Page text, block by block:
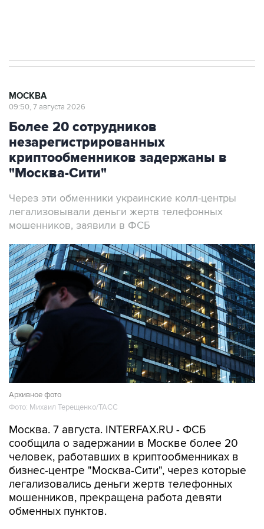
МОСКВА
09:50, 7 августа 2026
Более 20 сотрудников
незарегистрированных
криптообменников задержаны в
"Москва-Сити"
Через эти обменники украинские колл-центры
легализовывали деньги жертв телефонных
мошенников, заявили в ФСБ
Архивное фото
Фото: Михаил Терещенко/ТАСС
Москва. 7 августа. INTERFAX.RU - ФСБ
сообщила о задержании в Москве более 20
человек, работавших в криптообменниках в
бизнес-центре "Москва-Сити", через которые
легализовались деньги жертв телефонных
мошенников, прекращена работа девяти
обменных пунктов.